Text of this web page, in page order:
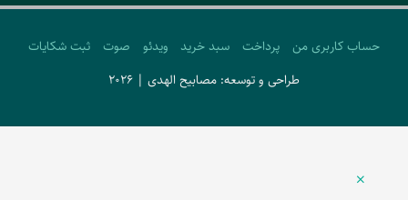
حساب کاربری من پرداخت سبد خرید ویدئو صوت
ثبت شکایات
طراحی و توسعه: مصابیح الهدی | 2026